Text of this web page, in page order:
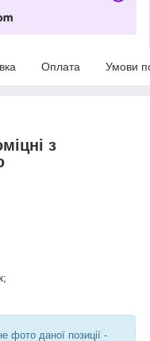
Оплата Умови
з
фото даної позиції -